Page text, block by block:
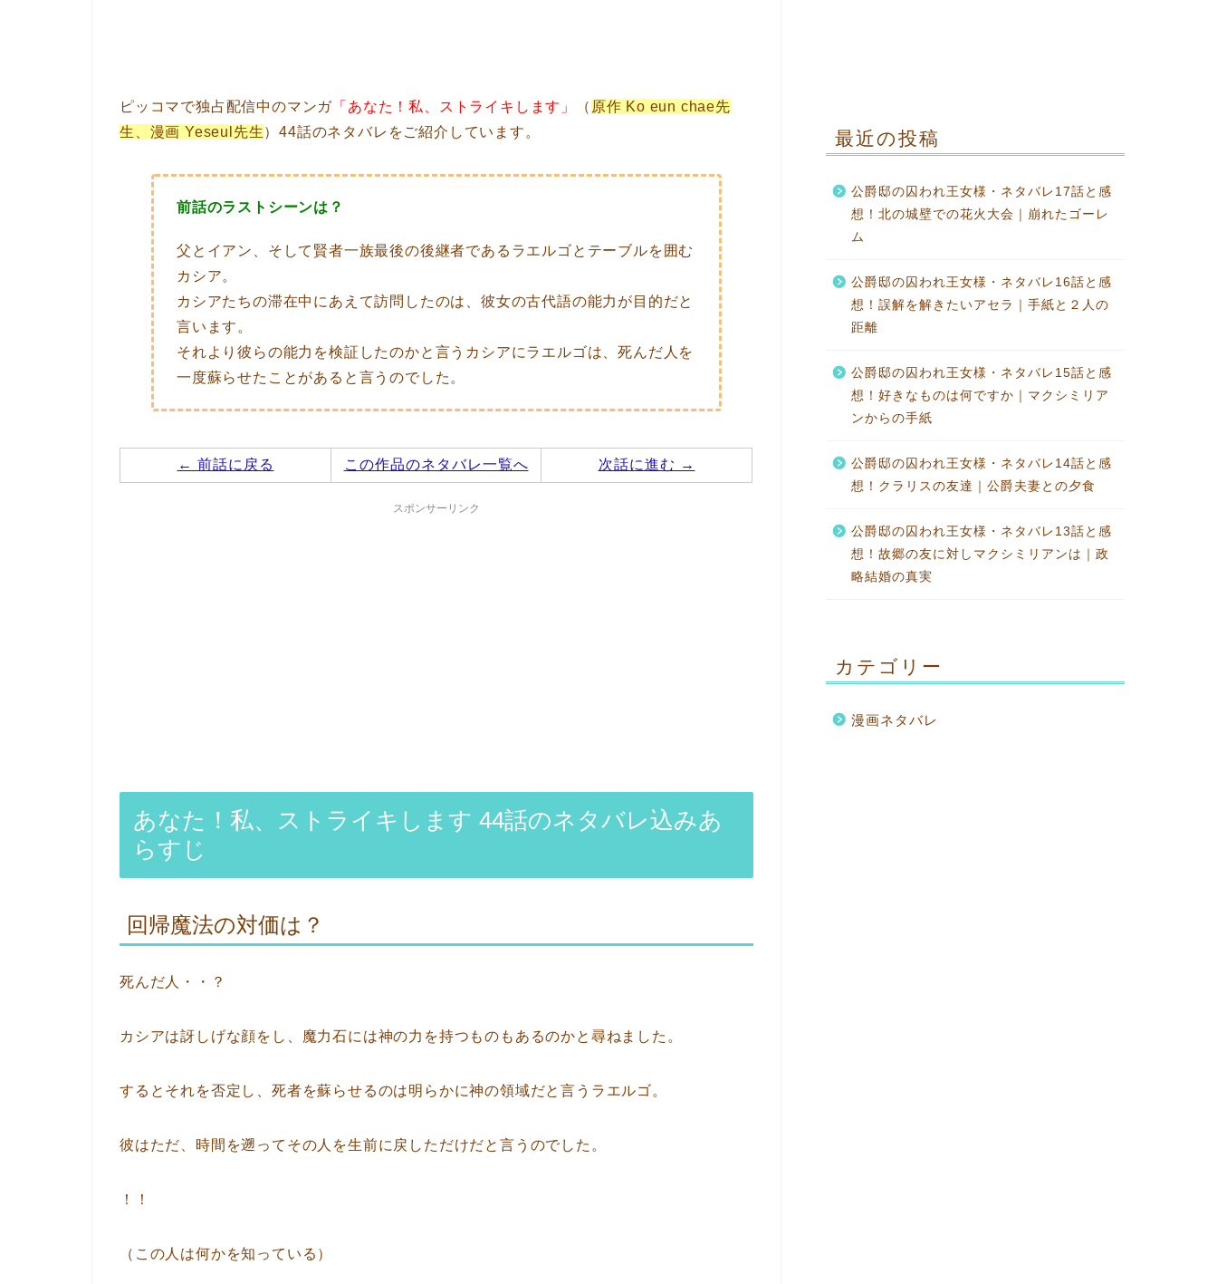
ピッコマで独占配信中のマンガ 「あなた！私、ストライキします」 （ 原作 Ko eun chae先
生、漫画 Yeseul先生）44話のネタバレをご紹介しています。
前話のラストシーンは？
父とイアン、そして賢者一族最後の後継者であるラエルゴとテーブルを囲む
カシア。
カシアたちの滞在中にあえて訪問したのは、彼女の古代語の能力が目的だと
言います。
それより彼らの能力を検証したのかと言うカシアにラエルゴは、死んだ人を
一度蘇らせたことがあると言うのでした。
← 前話に戻る この作品のネタバレ一覧へ 次話に進む →
スポンサーリンク
あなた！私、ストライキします 44話のネタバレ込みあ
らすじ
回帰魔法の対価は？
死んだ人・・？
カシアは訝しげな顔をし、魔力石には神の力を持つものもあるのかと尋ねました。
するとそれを否定し、死者を蘇らせるのは明らかに神の領域だと言うラエルゴ。
彼はただ、時間を遡ってその人を生前に戻しただけだと言うのでした。
！！
（この人は何かを知っている）
最近の投稿
公爵邸の囚われ王女様・ネタバレ17話と感
想！北の城壁での花火大会｜崩れたゴーレ
ム
公爵邸の囚われ王女様・ネタバレ16話と感
想！誤解を解きたいアセラ｜手紙と２人の
距離
公爵邸の囚われ王女様・ネタバレ15話と感
想！好きなものは何ですか｜マクシミリア
ンからの手紙
公爵邸の囚われ王女様・ネタバレ14話と感
想！クラリスの友達｜公爵夫妻との夕食
公爵邸の囚われ王女様・ネタバレ13話と感
想！故郷の友に対しマクシミリアンは｜政
略結婚の真実
カテゴリー
漫画ネタバレ